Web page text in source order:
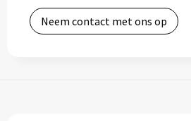
Neem contact met ons op